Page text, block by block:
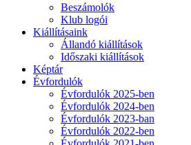
Beszámolók
Klub logói
Kiállításaink
Állandó kiállítások
Időszaki kiállítások
Képtár
Évfordulók
Évfordulók 2025-ben
Évfordulók 2024-ben
Évfordulók 2023-ban
Évfordulók 2022-ben